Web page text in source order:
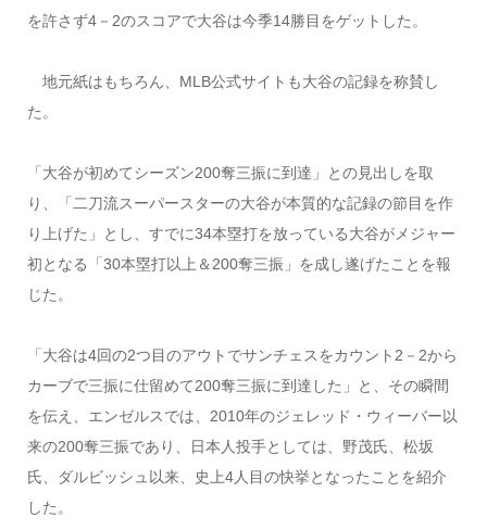
を許さず4－2のスコアで大谷は今季14勝目をゲットした。
地元紙はもちろん、MLB公式サイトも大谷の記録を称賛し
た。
「大谷が初めてシーズン200奪三振に到達」との見出しを取
り、「二刀流スーパースターの大谷が本質的な記録の節目を作
り上げた」とし、すでに34本塁打を放っている大谷がメジャー
初となる「30本塁打以上＆200奪三振」を成し遂げたことを報
じた。
「大谷は4回の2つ目のアウトでサンチェスをカウント2－2から
カーブで三振に仕留めて200奪三振に到達した」と、その瞬間
を伝え、エンゼルスでは、2010年のジェレッド・ウィーバー以
来の200奪三振であり、日本人投手としては、野茂氏、松坂
氏、ダルビッシュ以来、史上4人目の快挙となったことを紹介
した。